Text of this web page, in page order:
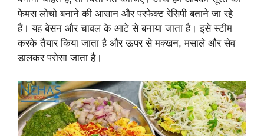
फेमस लोचो बनाने की आसान और परफेक्ट रेसिपी बताने जा रहे
हैं। यह बेसन और चावल के आटे से बनाया जाता है। इसे स्टीम
करके तैयार किया जाता है और ऊपर से मक्खन, मसाले और सेव
डालकर परोसा जाता है।